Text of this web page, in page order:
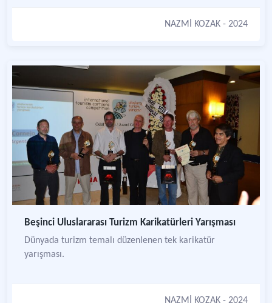
NAZMİ KOZAK - 2024
Beşinci Uluslararası Turizm Karikatürleri Yarışması
Dünyada turizm temalı düzenlenen tek karikatür
yarışması.
NAZMİ KOZAK - 2024